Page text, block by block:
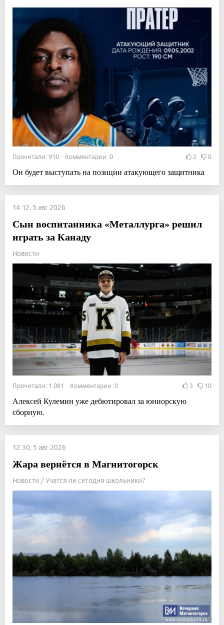
Прочитали: 910 Комментарии: 0 2 0
Он будет выступать на позиции атакующего защитника
14:12, 5 авг 2026
Сын воспитанника «Металлурга» решил
играть за Канаду
Новости
Прочитали: 1 081 Комментарии: 0 3 10
Алексей Кулемин уже дебютировал за юниорскую
сборную.
12:30, 5 авг 2026
Жара вернётся в Магнитогорск
Новости / Учатся ли сегодня школьники?